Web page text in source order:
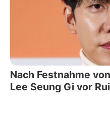
Nach Festnahme
Lee Seung Gi vor